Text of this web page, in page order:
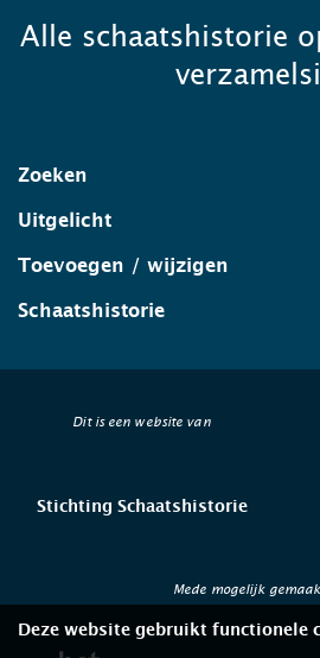
Alle schaatshistorie
Zoeken
Uitgelicht
Toevoegen / wijzigen
Schaatshistorie
Dit is een website van
Stichting Schaatshistorie
Mede mogelijk
Deze website gebruikt functionele